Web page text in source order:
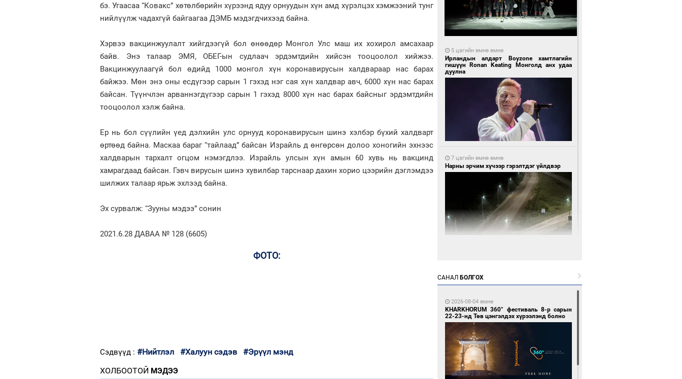
бэ. Угаасаа “Ковакс” хөтөлбөрийн хүрээнд ядуу орнуудын хүн амд хүрэлцэх хэмжээний тунг
нийлүүлж чадахгүй байгаагаа ДЭМБ мэдэгдчихээд байна.
Хэрвээ вакцинжуулалт хийгдээгүй бол өнөөдөр Монгол Улс маш их хохирол амсахаар
байв. Энэ талаар ЭМЯ, ОБЕГ-ын судлаач эрдэмтдийн хийсэн тооцоолол хийжээ.
Вакцинжуулаагүй бол өдийд 1000 монгол хүн коронавирусын халдвараар нас барах
байжээ. Мөн энэ оны есдүгээр сарын 1 гэхэд нэг сая хүн халдвар авч, 6000 хүн нас барах
байсан. Түүнчлэн арваннэгдүгээр сарын 1 гэхэд 8000 хүн нас барах байсныг эрдэмтдийн
тооцоолол хэлж байна.
Ер нь бол сүүлийн үед дэлхийн улс орнууд коронавирусын шинэ хэлбэр бүхий халдварт
өртөөд байна. Маскаа бараг “тайлаад” байсан Израйль д өнгөрсөн долоо хоногийн эхнээс
халдварын тархалт огцом нэмэгдлээ. Израйль улсын хүн амын 60 хувь нь вакцинд
хамрагдаад байсан. Гэвч вирусын шинэ хувилбар тарснаар дахин хорио цээрийн дэглэмдээ
шилжих талаар ярьж эхлээд байна.
Эх сурвалж: “Зууны мэдээ” сонин
2021.6.28 ДАВАА № 128 (6605)
ФОТО:
Сэдвүүд : #Нийтлэл #Халуун сэдэв
#Эрүүл мэнд
ХОЛБООТОЙ МЭДЭЭ
5 цагийн өмнө өмнө
Ирландын алдарт Boyzone хамтлагийн
гишүүн Ronan Keating Монголд анх удаа
дуулна
7 цагийн өмнө өмнө
Нарны эрчим хүчээр гэрэлтдэг үйлдвэр
7 цагийн өмнө өмнө
Өнөөдөр сондгой тоогоор төгссөн улсын
дугаартай автомашинтай иргэдэд шатахуун
олгоно
САНАЛ БОЛГОХ
2026-08-04 өмнө
KHARKHORUM 360° фестиваль 8-р сарын
22-23-нд Төв цэнгэлдэх хүрээлэнд болно